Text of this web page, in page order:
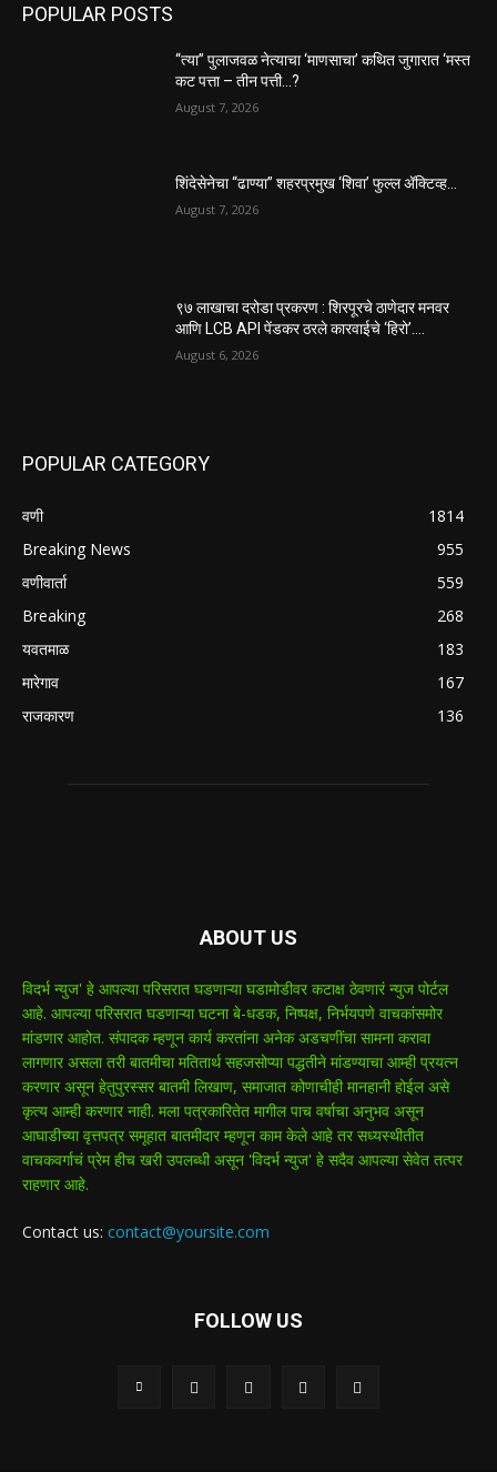
POPULAR POSTS
“त्या” पुलाजवळ नेत्याचा ‘माणसाचा’ कथित जुगारात ‘मस्त
कट पत्ता – तीन पत्ती…?
August 7, 2026
शिंदेसेनेचा “ढाण्या” शहरप्रमुख ‘शिवा’ फुल्ल ॲक्टिव्ह…
August 7, 2026
९७ लाखाचा दरोडा प्रकरण : शिरपूरचे ठाणेदार मनवर
आणि LCB API पेंडकर ठरले कारवाईचे ‘हिरो’….
August 6, 2026
POPULAR CATEGORY
वणी
1814
Breaking News
955
वणीवार्ता
559
Breaking
268
यवतमाळ
183
मारेगाव
167
राजकारण
136
ABOUT US
विदर्भ न्युज' हे आपल्या परिसरात घडणाऱ्या घडामोडीवर कटाक्ष ठेवणारं न्युज पोर्टल
आहे. आपल्या परिसरात घडणाऱ्या घटना बे-धडक, निष्पक्ष, निर्भयपणे वाचकांसमोर
मांडणार आहोत. संपादक म्हणून कार्य करतांना अनेक अडचणींचा सामना करावा
लागणार असला तरी बातमीचा मतितार्थ सहजसोप्या पद्धतीने मांडण्याचा आम्ही प्रयत्न
करणार असून हेतुपुरस्सर बातमी लिखाण, समाजात कोणाचीही मानहानी होईल असे
कृत्य आम्ही करणार नाही. मला पत्रकारितेत मागील पाच वर्षाचा अनुभव असून
आघाडीच्या वृत्तपत्र समूहात बातमीदार म्हणून काम केले आहे तर सध्यस्थीतीत
वाचकवर्गाचं प्रेम हीच खरी उपलब्धी असून 'विदर्भ न्युज' हे सदैव आपल्या सेवेत तत्पर
राहणार आहे.
Contact us: contact@yoursite.com
FOLLOW US